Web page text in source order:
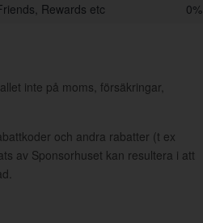
Rewards etc
0%
inte på moms, försäkringar,
och andra rabatter (t ex
av Sponsorhuset kan resultera i att